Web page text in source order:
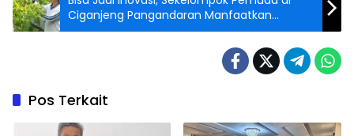
Ciganjeng Pangandaran Manfaatkan
Pekarangan Rumah untuk Tanam Cabe
Pos Terkait